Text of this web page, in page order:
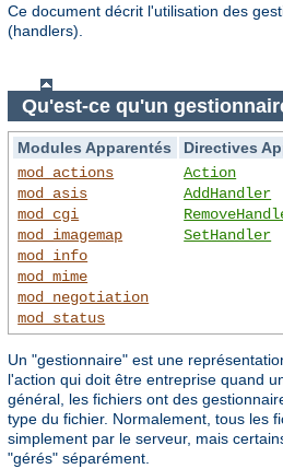
Ce document décrit l'utilisation des
(handlers).
Qu'est-ce qu'un
Modules Apparentés
Directives
mod_actions
mod_asis
mod_cgi
mod_imagemap
mod_info
mod_mime
mod_negotiation
mod_status
Action
AddHandler
SetHandler
Un "gestionnaire" est une
l'action qui doit être entreprise quand
général, les fichiers ont des
type du fichier. Normalement, tous les
simplement par le serveur, mais
"gérés" séparément.